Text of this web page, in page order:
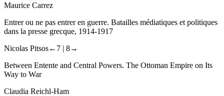
Maurice Carrez
Entrer ou ne pas entrer en guerre. Batailles médiatiques et politiques
dans la presse grecque, 1914-1917
Nicolas Pitsos←7 | 8→
Between Entente and Central Powers. The Ottoman Empire on Its
Way to War
Claudia Reichl-Ham